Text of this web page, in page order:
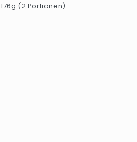
176g (2 Portionen)